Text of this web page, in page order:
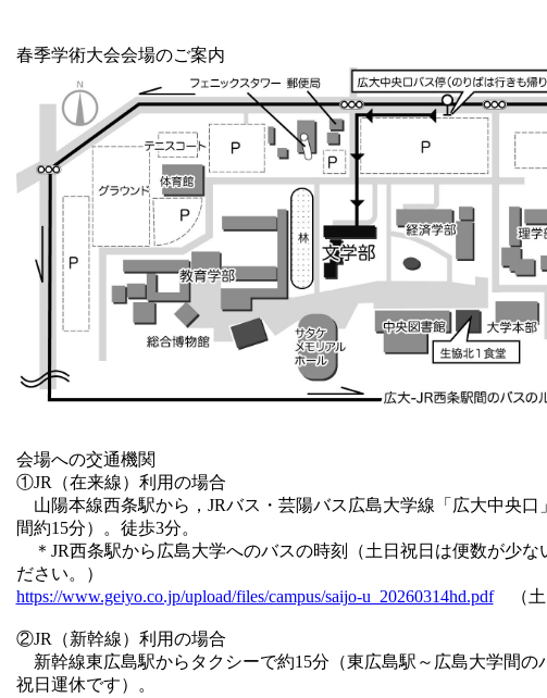
春季学術大会会場のご案内
会場への交通機関
①JR（在来線）利用の場合
山陽本線西条駅から，JRバス・芸陽バス広島大学線「広大中央口
間約15分）。徒歩3分。
＊JR西条駅から広島大学へのバスの時刻（土日祝日は便数が少な
ださい。）
https://www.geiyo.co.jp/upload/files/campus/saijo-u_20260314hd.pdf（土
②JR（新幹線）利用の場合
新幹線東広島駅からタクシーで約15分（東広島駅～広島大学間の
祝日運休です）。